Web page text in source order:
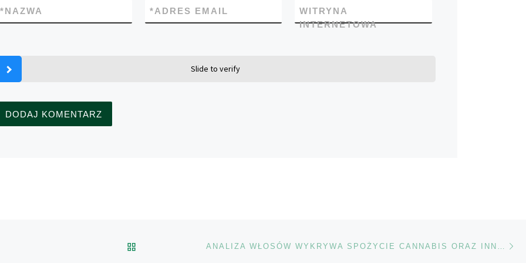
NAZWA
* ADRES EMAIL
*
WITRYNA
INTERNETOWA
Slide to verify
POWRÓT DO LISTY POSTÓW